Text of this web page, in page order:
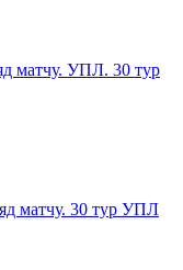
матчу. УПЛ. 30 тур
матчу. 30 тур УПЛ